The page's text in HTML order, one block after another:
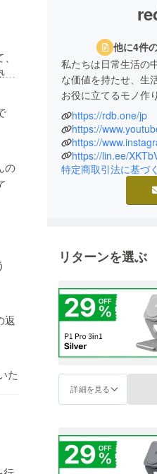
れ
の
返
た
他に4件
私たちは日常生活の
な価値を持たせ、生
お役に立てるモノ作
多種多様でしかも新
様の御意見を反映し
実行力のあるブラン
した。 そして今後も
研究し、ユーザーの
る様に、多様で新鮮
https://rdb.one/jp
https://
https://
https://lin.ee/
特定商取引法に基づ
リターンを選ぶ
詳細を見る